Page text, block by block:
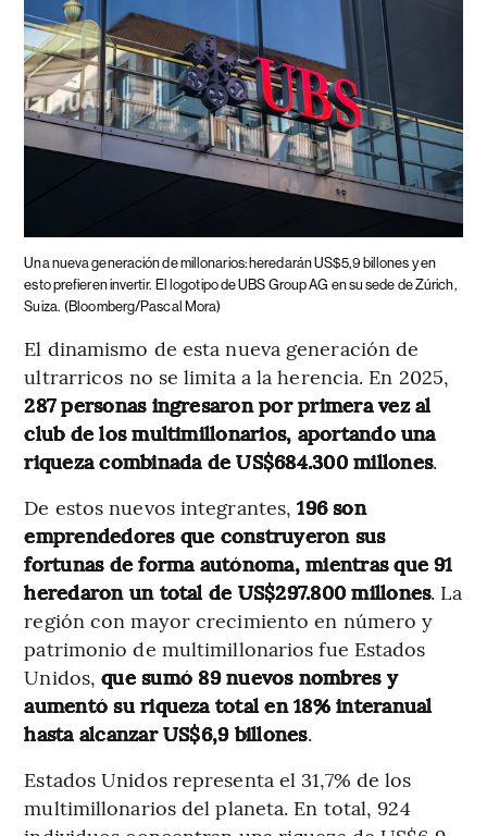
Una nueva generación de millonarios: heredarán US$5,9 billones y en
esto prefieren invertir. El logotipo de UBS Group AG en su sede de Zúrich,
Suiza. (Bloomberg/Pascal Mora)
El dinamismo de esta nueva generación de
ultrarricos no se limita a la herencia. En 2025,
287 personas ingresaron por primera vez al
club de los multimillonarios, aportando una
riqueza combinada de US$684.300 millones.
De estos nuevos integrantes,196 son
emprendedores que construyeron sus
fortunas de forma autónoma, mientras que 91
heredaron un total de US$297.800 millones. La
región con mayor crecimiento en número y
patrimonio de multimillonarios fue Estados
Unidos,que sumó 89 nuevos nombres y
aumentó su riqueza total en 18% interanual
hasta alcanzar US$6,9 billones.
Estados Unidos representa el 31,7% de los
multimillonarios del planeta. En total, 924